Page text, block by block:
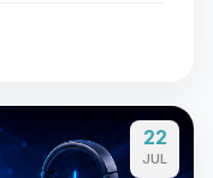
22
JUL
quien